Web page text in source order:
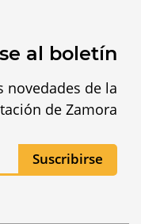
al boletín
novedades de la
de Zamora